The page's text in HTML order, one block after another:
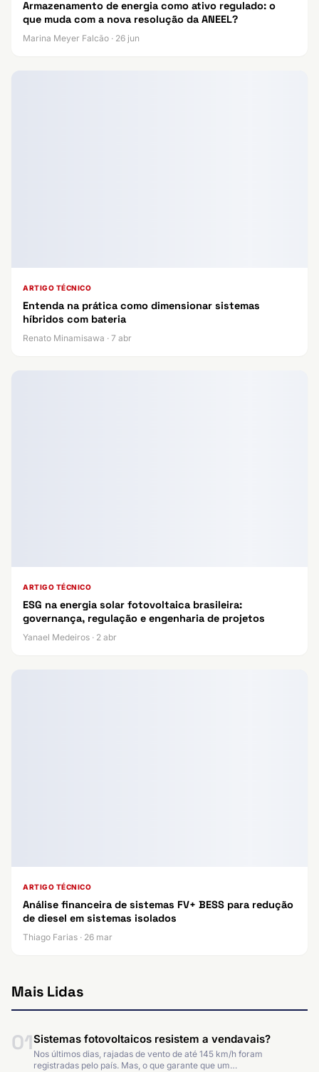
Armazenamento de energia como ativo regulado: o
que muda com a nova resolução da ANEEL?
Marina Meyer Falcão · 26 jun
ARTIGO TÉCNICO
Entenda na prática como dimensionar sistemas
híbridos com bateria
Renato Minamisawa · 7 abr
ARTIGO TÉCNICO
ESG na energia solar fotovoltaica brasileira:
governança, regulação e engenharia de projetos
Yanael Medeiros · 2 abr
ARTIGO TÉCNICO
Análise financeira de sistemas FV+ BESS para redução
de diesel em sistemas isolados
Thiago Farias · 26 mar
Mais Lidas
01Sistemas fotovoltaicos resistem a vendavais?
Nos últimos dias, rajadas de vento de até 145 km/h foram
registradas pelo país. Mas, o que garante que um…